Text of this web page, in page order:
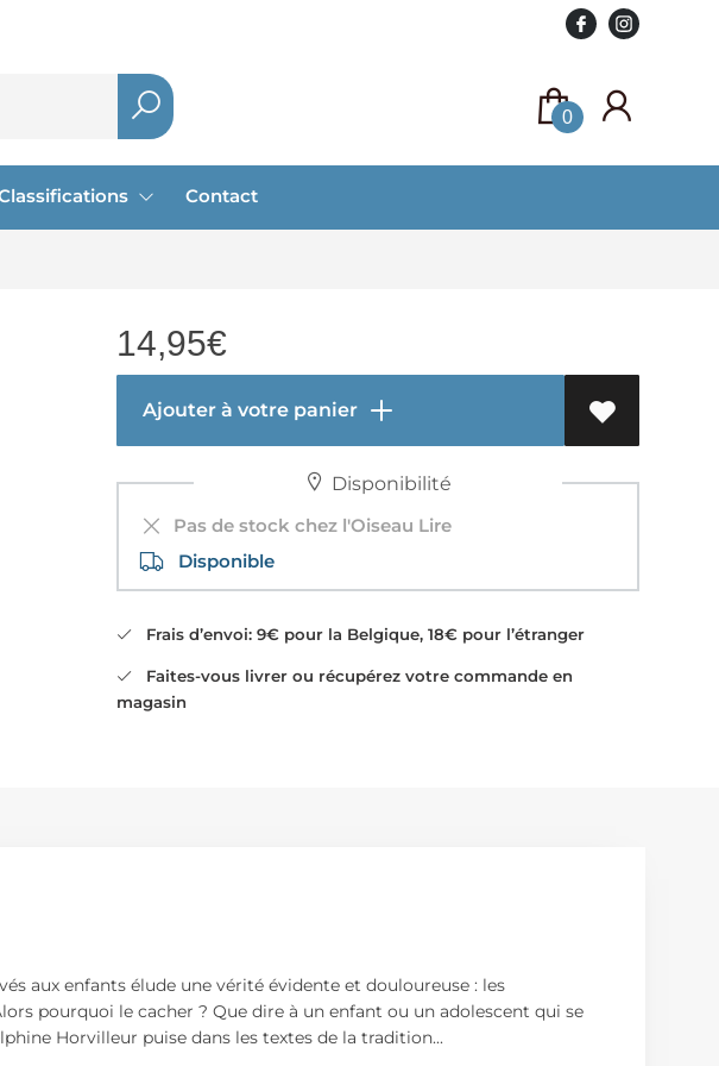
0
Contact
14,95€
Ajouter à votre panier
Disponibilité
Pas de stock chez l'Oiseau Lire
Disponible
Frais d’envoi: 9€ pour la Belgique, 18€ pour l’étranger
Faites-vous livrer ou récupérez votre commande en
magasin
aux enfants élude une vérité évidente et douloureuse : les
pourquoi le cacher ? Que dire à un enfant ou un adolescent qui se
Horvilleur puise dans les textes de la tradition...